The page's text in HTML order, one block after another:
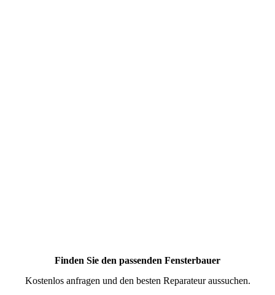
Finden Sie den passenden Fensterbauer
Kostenlos anfragen und den besten Reparateur aussuchen.